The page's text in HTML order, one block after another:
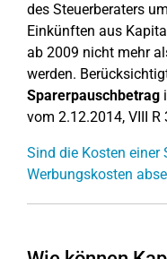
des Steuerberaters
Einkünften aus
ab 2009 nicht mehr
werden.
Sparerpauschbetrag
vom 2.12.2014, VIII R
Sind die Kosten einer
Werbungskosten